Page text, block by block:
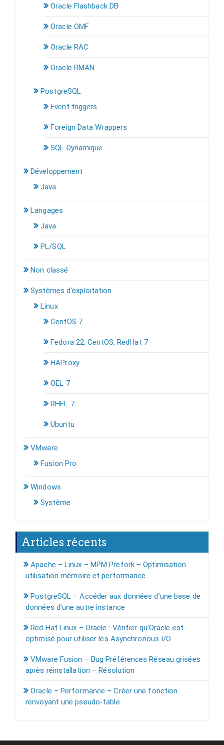
Oracle Flashback DB
Oracle OMF
Oracle RAC
Oracle RMAN
PostgreSQL
Event triggers
Foreign Data Wrappers
SQL Dynamique
Développement
Java
Langages
Java
PL/SQL
Non classé
Systèmes d'exploitation
Linux
CentOS 7
Fedora 22, CentOS, RedHat 7
HAProxy
OEL 7
RHEL 7
Ubuntu
VMware
Fusion Pro
Windows
Système
Articles récents
Apache – Linux – MPM Prefork – Optimisation
utilisation mémoire et performance
PostgreSQL – Accéder aux données d’une base de
données d’une autre instance
Red Hat Linux – Oracle : Vérifier qu’Oracle est
optimisé pour utiliser les Asynchronous I/O
VMware Fusion – Bug Préférences Réseau grisées
après réinstallation – Résolution
Oracle – Performance – Créer une fonction
renvoyant une pseudo-table